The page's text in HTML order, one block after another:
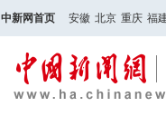
中新网首页 安徽 北京 重庆 福